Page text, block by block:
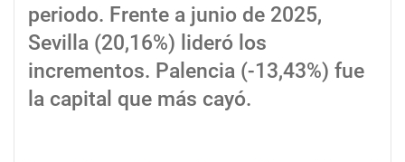
periodo. Frente a junio de 2025,
Sevilla (20,16%) lideró los
incrementos. Palencia (-13,43%) fue
la capital que más cayó.